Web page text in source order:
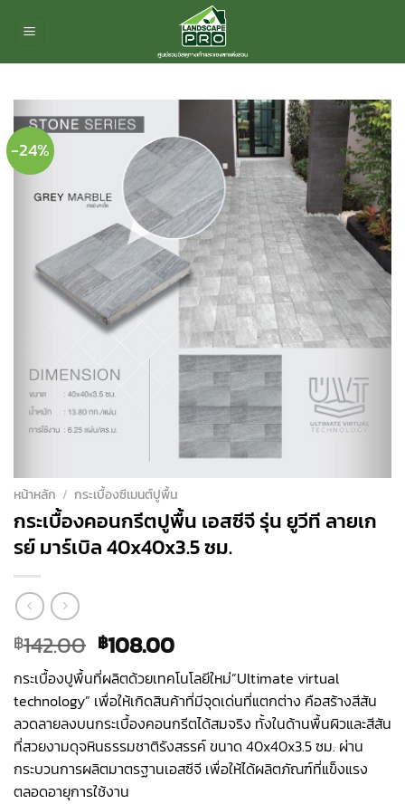
-24%
หน้าหลัก / กระเบื้องซีเมนต์ปูพื้น
กระเบื้องคอนกรีตปูพื้น เอสซีจี รุ่น ยูวีที ลายเก
รย์ มาร์เบิล 40x40x3.5 ซม.
฿142.00 Original
price
was:
฿142.00.
฿108.00Current
price
is:
฿108.00.
กระเบื้องปูพื้นที่ผลิตด้วยเทคโนโลยีใหม่”Ultimate virtual
technology” เพื่อให้เกิดสินค้าที่มีจุดเด่นที่แตกต่าง คือสร้างสีสัน
ลวดลายลงบนกระเบื้องคอนกรีตได้สมจริง ทั้งในด้านพื้นผิวและสีสัน
ที่สวยงามดุจหินธรรมชาติรังสรรค์ ขนาด 40x40x3.5 ซม. ผ่าน
กระบวนการผลิตมาตรฐานเอสซีจี เพื่อให้ได้ผลิตภัณฑ์ที่แข็งแรง
ตลอดอายุการใช้งาน